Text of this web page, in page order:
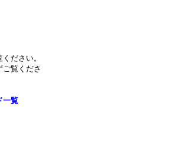
ください。
ご覧くださ
一覧